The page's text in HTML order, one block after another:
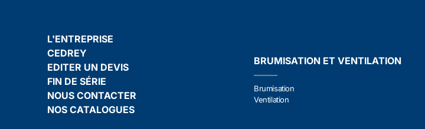
L'ENTREPRISE
CEDREY
EDITER UN DEVIS
FIN DE SÉRIE
NOUS CONTACTER
NOS CATALOGUES
BRUMISATION ET VENTILATION
Brumisation
Ventilation